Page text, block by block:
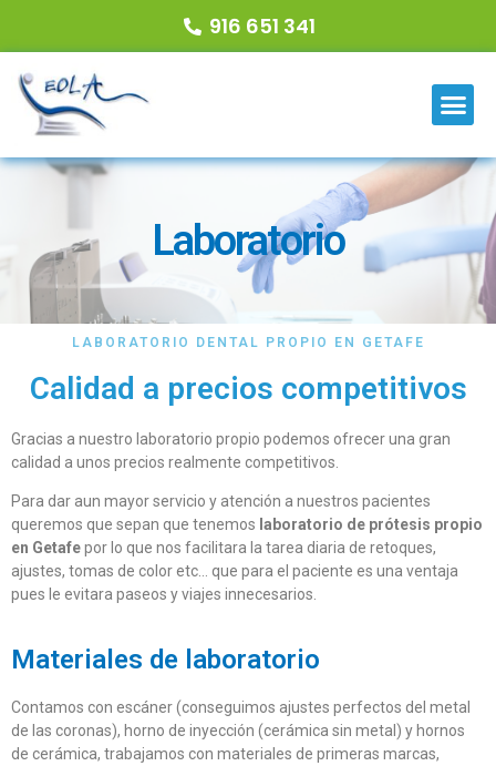
916 651 341
Laboratorio
LABORATORIO DENTAL PROPIO EN GETAFE
Calidad a precios competitivos
Gracias a nuestro laboratorio propio podemos ofrecer una gran
calidad a unos precios realmente competitivos.
Para dar aun mayor servicio y atención a nuestros pacientes
queremos que sepan que tenemos laboratorio de prótesis propio
en Getafepor lo que nos facilitara Ia tarea diaria de retoques,
ajustes, tomas de color etc… que para el paciente es una ventaja
pues le evitara paseos y viajes innecesarios.
Materiales de laboratorio
Contamos con escáner (conseguimos ajustes perfectos del metal
de las coronas), horno de inyección (cerámica sin metal) y hornos
de cerámica, trabajamos con materiales de primeras marcas,